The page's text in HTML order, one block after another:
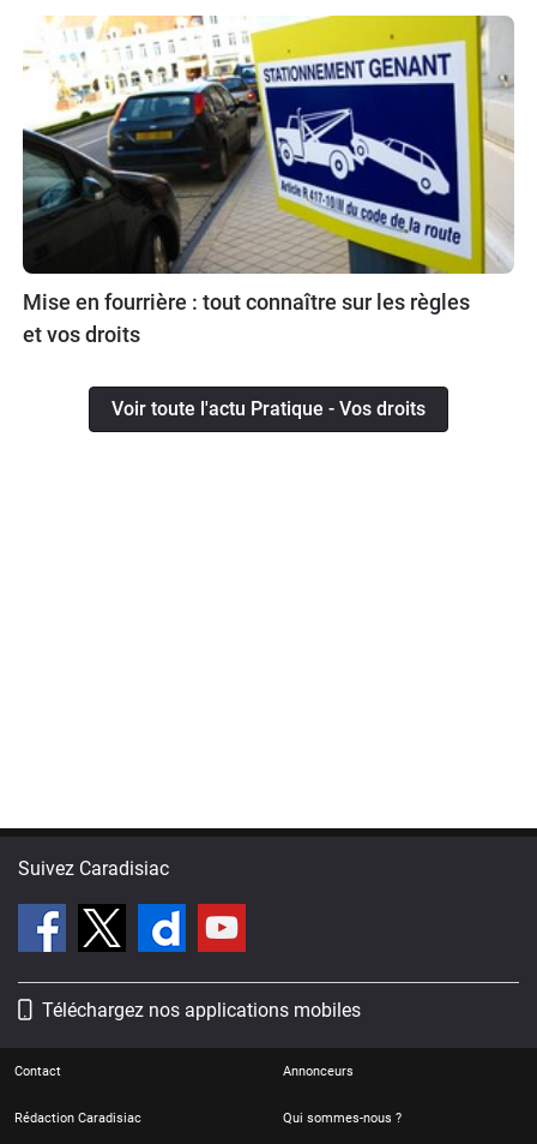
Mise en fourrière : tout connaître sur les règles
et vos droits
Voir toute l'actu Pratique - Vos droits
Suivez Caradisiac
Téléchargez nos applications mobiles
Contact Annonceurs
Rédaction Caradisiac Qui sommes-nous ?